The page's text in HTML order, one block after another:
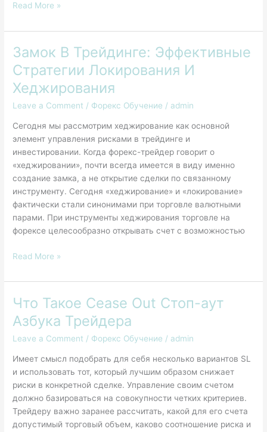
Read More »
Замок В Трейдинге: Эффективные
Стратегии Локирования И
Хеджирования
Leave a Comment / Форекс Обучение / admin
Сегодня мы рассмотрим хеджирование как основной
элемент управления рисками в трейдинге и
инвестировании. Когда форекс-трейдер говорит о
«хеджировании», почти всегда имеется в виду именно
создание замка, а не открытие сделки по связанному
инструменту. Сегодня «хеджирование» и «локирование»
фактически стали синонимами при торговле валютными
парами. При инструменты хеджирования торговле на
форексе целесообразно открывать счет с возможностью
Замок
В
Трейдинге:
Эффективные
Стратегии
И
Хеджирования
Read More »
Что Такое Cease Out Стоп-аут
Азбука Трейдера
Leave a Comment / Форекс Обучение / admin
Имеет смысл подобрать для себя несколько вариантов SL
и использовать тот, который лучшим образом снижает
риски в конкретной сделке. Управление своим счетом
должно базироваться на совокупности четких критериев.
Трейдеру важно заранее рассчитать, какой для его счета
допустимый торговый объем, каково соотношение риска и
Что
Такое
Cease
Out
Трейдера